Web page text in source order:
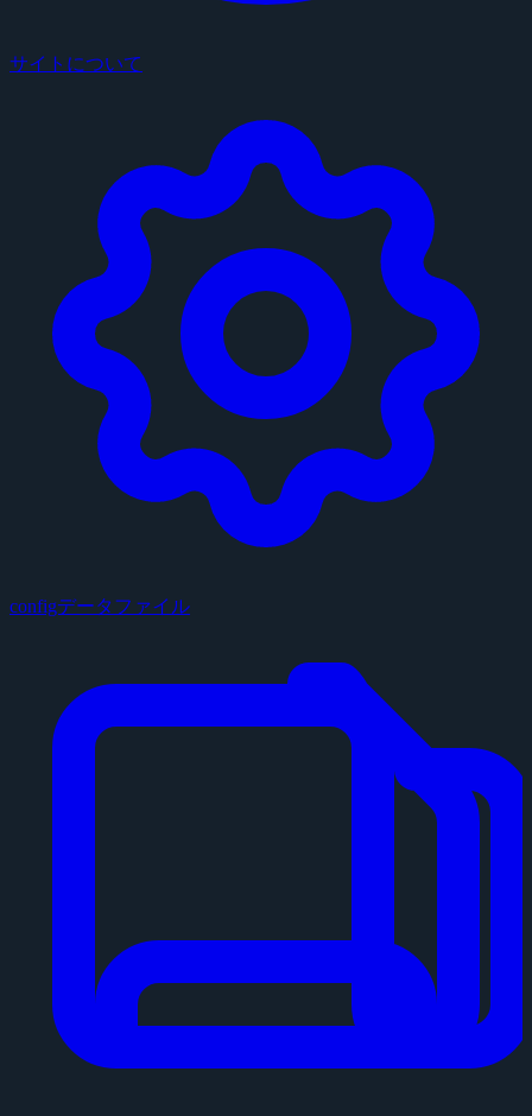
サイトについて
configデータファイル